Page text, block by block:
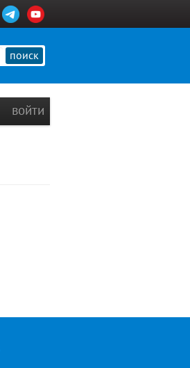
поиск
войти